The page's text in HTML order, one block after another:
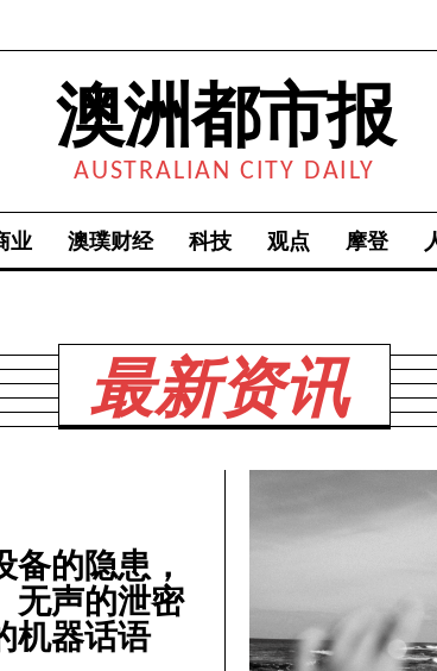
澳洲都市报
AUSTRALIAN CITY DAILY
业 澳璞财经 科技 观点 摩登
最新资讯
备的隐患，
无声的泄密
机器话语